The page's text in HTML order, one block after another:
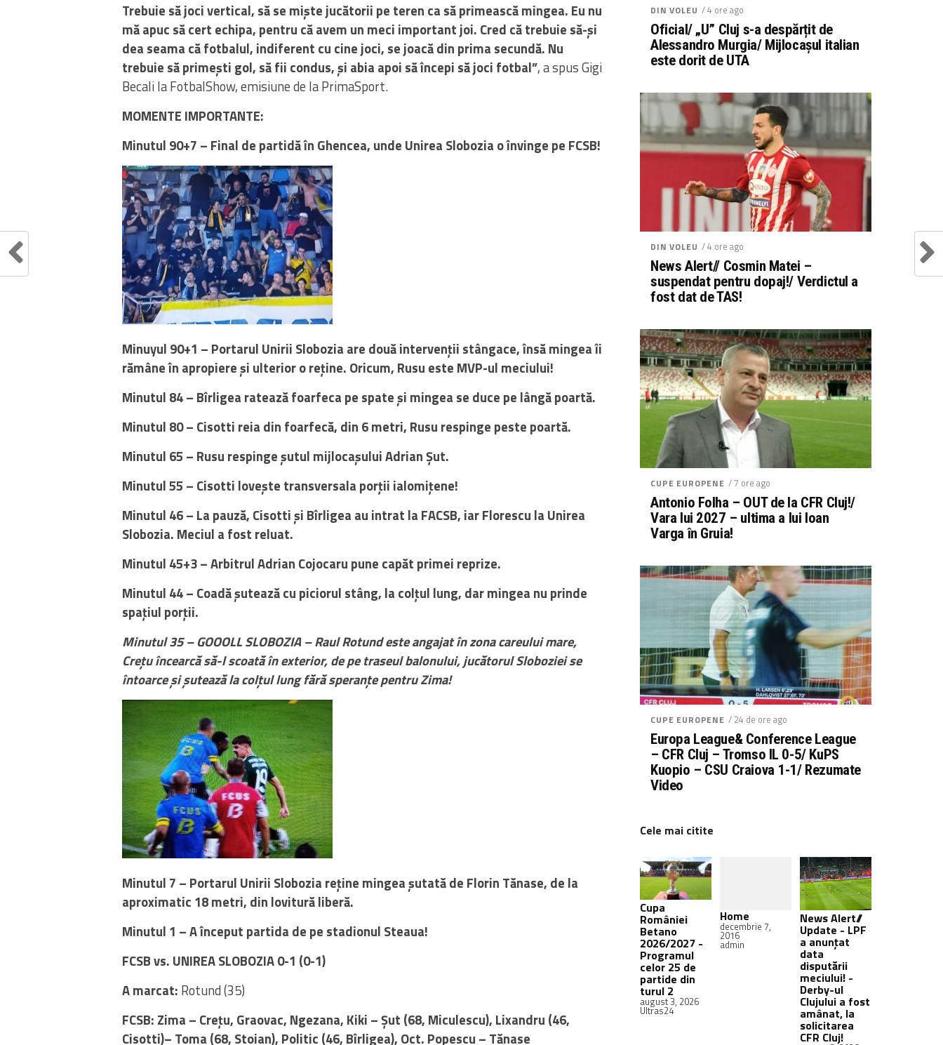
Trebuie să joci vertical, să se miște jucătorii pe teren ca să primească mingea. Eu nu
mă apuc să cert echipa, pentru că avem un meci important joi. Cred că trebuie să-și
dea seama că fotbalul, indiferent cu cine joci, se joacă din prima secundă. Nu
trebuie să primești gol, să fii condus, și abia apoi să începi să joci fotbal”, a spus Gigi
Becali la FotbalShow, emisiune de la PrimaSport.
MOMENTE IMPORTANTE:
Minutul 90+7 – Final de partidă în Ghencea, unde Unirea Slobozia o învinge pe FCSB!
Minuyul 90+1 – Portarul Unirii Slobozia are două intervenții stângace, însă mingea îi
rămâne în apropiere și ulterior o reține. Oricum, Rusu este MVP-ul meciului!
Minutul 84 – Bîrligea ratează foarfeca pe spate și mingea se duce pe lângă poartă.
Minutul 80 – Cisotti reia din foarfecă, din 6 metri, Rusu respinge peste poartă.
Minutul 65 – Rusu respinge șutul mijlocașului Adrian Șut.
Minutul 55 – Cisotti lovește transversala porții ialomițene!
Minutul 46 – La pauză, Cisotti și Bîrligea au intrat la FACSB, iar Florescu la Unirea
Slobozia. Meciul a fost reluat.
Minutul 45+3 – Arbitrul Adrian Cojocaru pune capăt primei reprize.
Minutul 44 – Coadă șutează cu piciorul stâng, la colțul lung, dar mingea nu prinde
spațiul porții.
Minutul 35 – GOOOLL SLOBOZIA – Raul Rotund este angajat în zona careului mare,
Crețu încearcă să-l scoată în exterior, de pe traseul balonului, jucătorul Sloboziei se
întoarce și șutează la colțul lung fără speranțe pentru Zima!
Minutul 7 – Portarul Unirii Slobozia reține mingea șutată de Florin Tănase, de la
aproximatic 18 metri, din lovitură liberă.
Minutul 1 – A început partida de pe stadionul Steaua!
FCSB vs. UNIREA SLOBOZIA 0-1 (0-1)
A marcat: Rotund (35)
FCSB: Zima – Crețu, Graovac, Ngezana, Kiki – Șut (68, Miculescu), Lixandru (46,
Cisotti)– Toma (68, Stoian), Politic (46, Bîrligea), Oct. Popescu – Tănase
DIN VOLEU / 4 ore ago
Oficial/ „U” Cluj s-a despărțit de
Alessandro Murgia/ Mijlocașul italian
este dorit de UTA
DIN VOLEU / 4 ore ago
News Alert// Cosmin Matei –
suspendat pentru dopaj!/ Verdictul a
fost dat de TAS!
CUPE EUROPENE / 7 ore ago
Antonio Folha – OUT de la CFR Cluj!/
Vara lui 2027 – ultima a lui Ioan
Varga în Gruia!
CUPE EUROPENE / 24 de ore ago
Europa League& Conference League
– CFR Cluj – Tromso IL 0-5/ KuPS
Kuopio – CSU Craiova 1-1/ Rezumate
Video
Cele mai citite
Cupa
României
Betano
2026/2027 -
Programul
celor 25 de
partide din
turul 2
august 3, 2026
Ultras24
Home
decembrie 7,
2016
admin
News Alert//
Update - LPF
a anunțat
data
disputării
meciului! -
Derby-ul
Clujului a fost
amânat, la
solicitarea
CFR Cluj!